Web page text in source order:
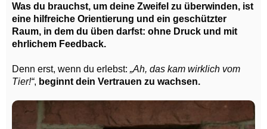
Was du brauchst, um deine Zweifel zu überwinden, ist
eine hilfreiche Orientierung und ein geschützter
Raum, in dem du üben darfst: ohne Druck und mit
ehrlichem Feedback.
Denn erst, wenn du erlebst: „Ah, das kam wirklich vom
Tier!“, beginnt dein Vertrauen zu wachsen.